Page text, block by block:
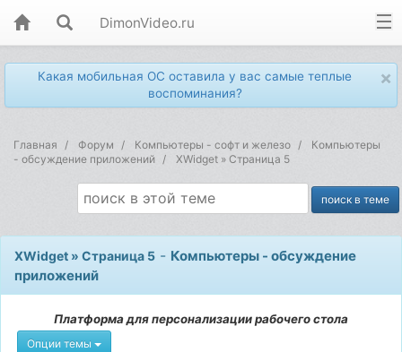
DimonVideo.ru
×
Какая мобильная ОС оставила у вас самые теплые
воспоминания?
Главная Форум Компьютеры - софт и железо
Компьютеры
- обсуждение приложений
XWidget » Страница 5
XWidget » Страница 5 - Компьютеры - обсуждение
приложений
Платформа для персонализации рабочего стола
Опции темы